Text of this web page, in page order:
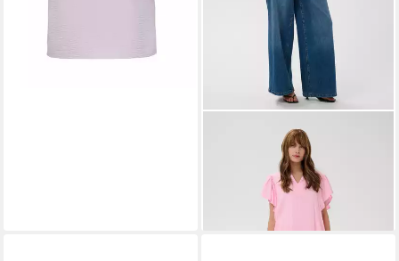
Kurzarmbluse
Bluse kurzarm CUpenny